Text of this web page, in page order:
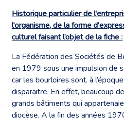
Historique particulier de
l'organisme, de la forme
culturel faisant l’objet de la fiche :
La Fédération des Sociétés de
en 1979 sous une impulsion de
car les bourloires sont, à
disparaitre. En effet, beaucoup
grands bâtiments qui
diocèse. A la fin des années